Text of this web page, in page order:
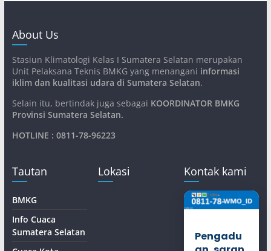
About Us
Stasiun Klimatologi Kelas I Sumatera Selatan merupakan
Unit Pelaksana Teknis BMKG yang menangani informasi
iklim dan kualitasi udara di Sumatera Selatan.
Selain itu, bertindak juga sebagai KOORDINATOR BMKG
Provinsi Sumatera Selatan.
HOTLINE : 0811-78-96223
Tautan
BMKG
Info Cuaca
Sumatera Selatan
Lokasi Kontak kami
Pengadu